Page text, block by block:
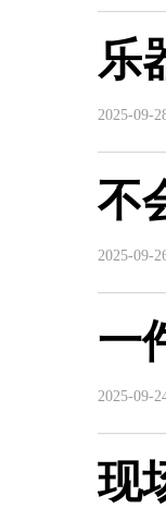
乐
2025-09-
不
2025-09-
一
2025-09-
现